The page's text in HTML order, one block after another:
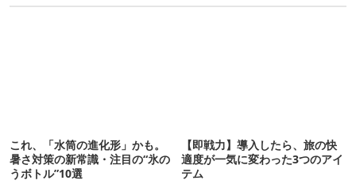
これ、「水筒の進化形」かも。
暑さ対策の新常識・注目の“氷の
うボトル”10選
【即戦力】導入したら、旅の快
適度が一気に変わった3つのアイ
テム